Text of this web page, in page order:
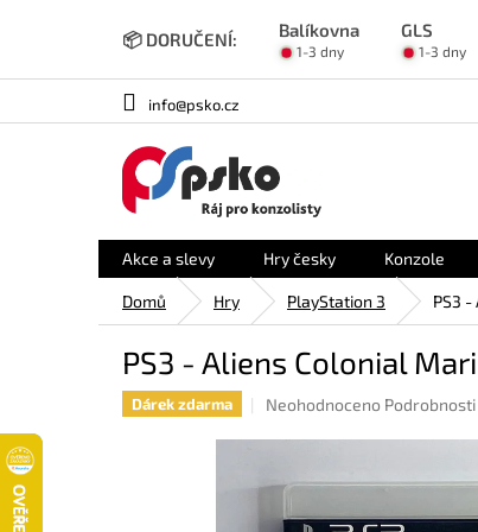
📦 DORUČENÍ: Balíkovna GLS
1-3 dny 1-3 dny
info@psko.cz
Akce a slevy Hry česky Konzole
Domů Hry PlayStation 3 PS3
PS3 - Aliens Colonial
Dárek zdarma
Průměrné
0,0
Neohodnoceno